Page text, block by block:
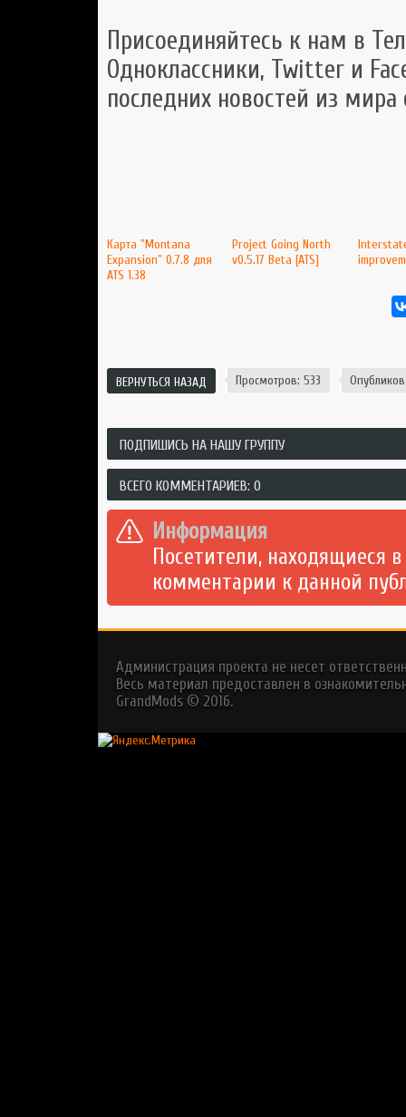
Присоединяйтесь к нам в
Одноклассники, Twitter и
последних новостей из
Карта "Montana
Expansion" 0.7.8 для
ATS 1.38
Project Going North
v0.5.17 Beta [ATS]
ВЕРНУТЬСЯ НАЗАД Просмотров: 533
ПОДПИШИСЬ НА НАШУ ГРУППУ
ВСЕГО КОММЕНТАРИЕВ: 0
Информация
Посетители, находящиеся
комментарии к данной
Администрация проекта не несет
Весь материал предоставлен в
GrandMods© 2016.